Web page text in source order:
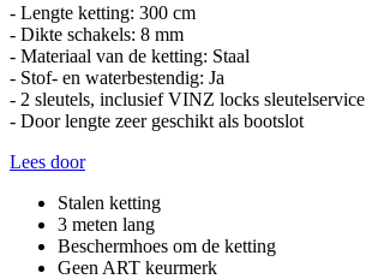
- Lengte ketting: 300 cm
- Dikte schakels: 8 mm
- Materiaal van de ketting: Staal
- Stof- en waterbestendig: Ja
- 2 sleutels, inclusief VINZ locks sleutelservice
- Door lengte zeer geschikt als bootslot
Lees door
Stalen ketting
3 meten lang
Beschermhoes om de ketting
Geen ART keurmerk